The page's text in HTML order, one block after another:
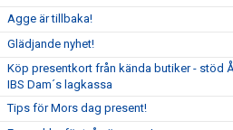
Agge är tillbaka!
Glädjande nyhet!
Köp presentkort från kända butiker - stöd
IBS Dam´s lagkassa
Tips för Mors dag present!